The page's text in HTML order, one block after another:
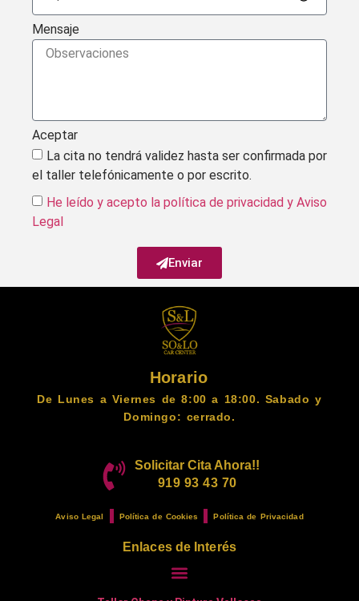
Mensaje
Aceptar
La cita no tendrá validez hasta ser confirmada por
el taller telefónicamente o por escrito.
He leído y acepto la política de privacidad y Aviso
Legal
Enviar
Horario
De Lunes a Viernes de 8:00 a 18:00. Sabado y
Domingo: cerrado.
Solicitar Cita Ahora!!
919 93 43 70
Aviso Legal Política de Cookies Política de Privacidad
Enlaces de Interés